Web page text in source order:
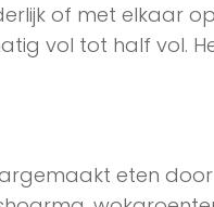
of met elkaar
vol tot half vol.
eten door